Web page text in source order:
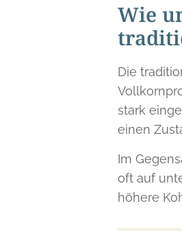
Wie
Die
stark
einen
Im
oft auf
höhere